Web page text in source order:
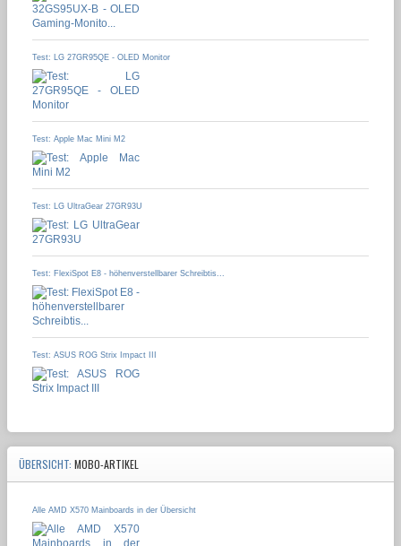
Test: LG 27GR95QE - OLED Monitor
Test: Apple Mac Mini M2
Test: LG UltraGear 27GR93U
Test: FlexiSpot E8 - höhenverstellbarer Schreibtis...
Test: ASUS ROG Strix Impact III
ÜBERSICHT: MOBO-ARTIKEL
Alle AMD X570 Mainboards in der Übersicht